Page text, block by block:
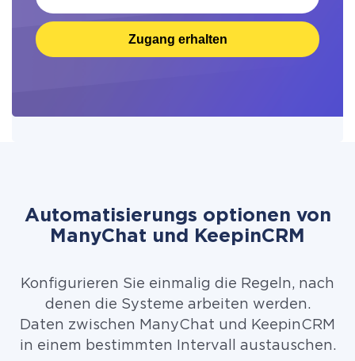
Zugang erhalten
Automatisierungs optionen von
ManyChat und KeepinCRM
Konfigurieren Sie einmalig die Regeln, nach
denen die Systeme arbeiten werden.
Daten zwischen ManyChat und KeepinCRM
in einem bestimmten Intervall austauschen.